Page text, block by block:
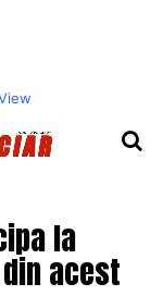
la
acest